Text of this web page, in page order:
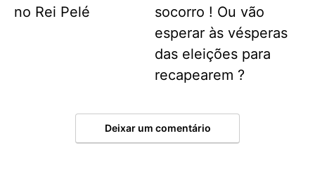
no Rei Pelé
socorro ! Ou vão
esperar às vésperas
das eleições para
recapearem ?
Deixar um comentário